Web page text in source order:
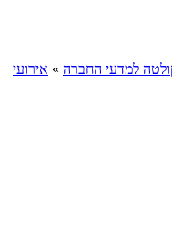
למדעי החברה » אירועי